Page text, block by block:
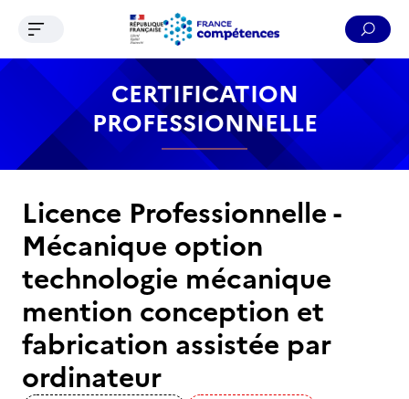
Contenu Recherche Menu Pied de page
Ouvrir le menu de navigation
CERTIFICATION
PROFESSIONNELLE
Licence Professionnelle -
Mécanique option
technologie mécanique
mention conception et
fabrication assistée par
ordinateur